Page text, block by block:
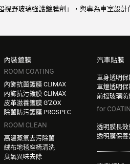
野玻璃強護鍍膜劑」，與專為車室設
內裝鍍膜
ROOM COATING
內飾抗菌鍍膜 CLIMAX
內飾抗污鍍膜 CLIMAX
皮革滋養鍍膜 G'ZOX
除菌防污鍍膜 PROSPEC
ROOM CLEAN
高溫蒸氣去污除菌
絨布地毯座椅清洗
臭氧異味去除
汽車貼膜
車身透明保
車燈透明保
前擋玻璃防
for
透明膜長效
透明膜保養